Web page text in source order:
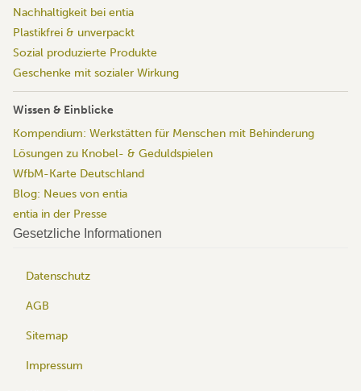
Nachhaltigkeit bei entia
Plastikfrei & unverpackt
Sozial produzierte Produkte
Geschenke mit sozialer Wirkung
Wissen & Einblicke
Kompendium: Werkstätten für Menschen mit Behinderung
Lösungen zu Knobel- & Geduldspielen
WfbM-Karte Deutschland
Blog: Neues von entia
entia in der Presse
Gesetzliche Informationen
Datenschutz
AGB
Sitemap
Impressum